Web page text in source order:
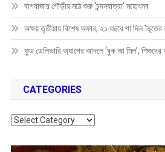
বাগবাজার গৌড়ীয় মঠে শুরু ‘চন্দনযাত্রা’ মহোৎসব
অক্ষয় তৃতীয়ায় বিশেষ অফার, ২১ বছরে পা দিল ‘ভূতের
ফুড ডেলিভারি অ্যাপের আদলে ‘বুক আ মিল’, শিশুদের
CATEGORIES
Categories